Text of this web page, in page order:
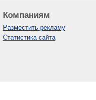
Компаниям
Разместить рекламу
Статистика сайта